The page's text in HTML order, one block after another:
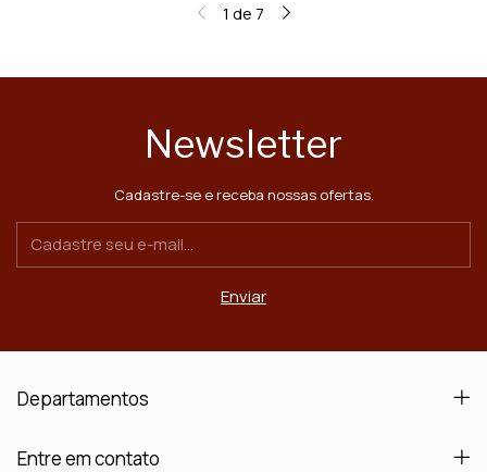
1 de 7
Newsletter
Cadastre-se e receba nossas ofertas.
Departamentos
Entre em contato